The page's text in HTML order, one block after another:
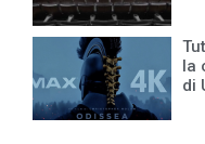
la
di